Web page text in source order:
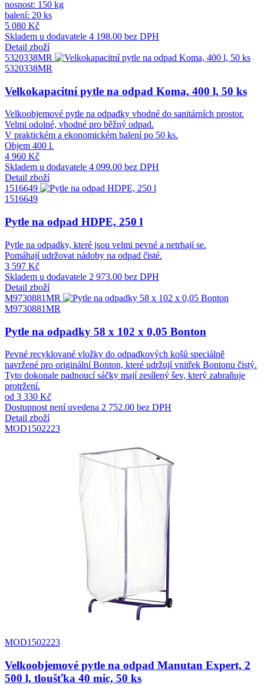
nosnost: 150 kg
balení: 20 ks
5 080 Kč
Skladem u dodavatele 4 198.00 bez DPH
Detail zboží
5320338MR
5320338MR
Velkokapacitní pytle na odpad Koma, 400 l, 50 ks
Velkoobjemové pytle na odpadky vhodné do sanitárních prostor.
Velmi odolné, vhodné pro běžný odpad.
V praktickém a ekonomickém balení po 50 ks.
Objem 400 l.
4 960 Kč
Skladem u dodavatele 4 099.00 bez DPH
Detail zboží
1516649
1516649
Pytle na odpad HDPE, 250 l
Pytle na odpadky, které jsou velmi pevné a netrhají se.
Pomáhají udržovat nádoby na odpad čisté.
3 597 Kč
Skladem u dodavatele 2 973.00 bez DPH
Detail zboží
M9730881MR
M9730881MR
Pytle na odpadky 58 x 102 x 0,05 Bonton
Pevné recyklované vložky do odpadkových košů speciálně
navržené pro originální Bonton, které udržují vnitřek Bontonu čistý.
Tyto dokonale padnoucí sáčky mají zesílený šev, který zabraňuje
protržení.
od 3 330 Kč
Dostupnost není uvedena 2 752.00 bez DPH
Detail zboží
MOD1502223
MOD1502223
Velkoobjemové pytle na odpad Manutan Expert, 2
500 l, tloušťka 40 mic, 50 ks